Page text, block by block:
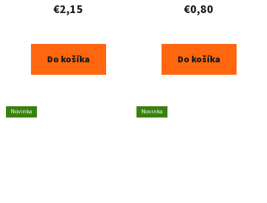
€2,15
Do košíka
€0,80
Do košíka
Novinka Novinka